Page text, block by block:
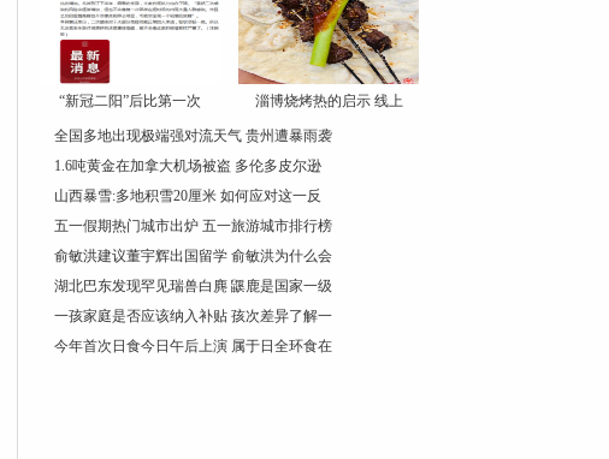
“新冠二阳”后比第一次 淄博烧烤热的启示 线上
全国多地出现极端强对流天气 贵州遭暴雨袭
1.6吨黄金在加拿大机场被盗 多伦多皮尔逊
山西暴雪:多地积雪20厘米 如何应对这一反
五一假期热门城市出炉 五一旅游城市排行榜
俞敏洪建议董宇辉出国留学 俞敏洪为什么会
湖北巴东发现罕见瑞兽白麂 鼷鹿是国家一级
一孩家庭是否应该纳入补贴 孩次差异了解一
今年首次日食今日午后上演 属于日全环食在